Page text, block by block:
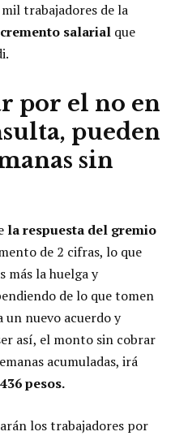
trabajadores de la
salarial que
por el no en
pueden
sin
la respuesta del gremio
de 2 cifras, lo que
más la huelga y
de lo que tomen
un nuevo acuerdo y
así, el monto sin cobrar
acumuladas, irá
pesos.
los trabajadores por